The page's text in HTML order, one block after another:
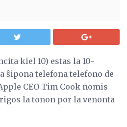
kiel 10) estas la 10-
ŝipona telefona telefono de
CEO Tim Cook nomis
la tonon por la venonta